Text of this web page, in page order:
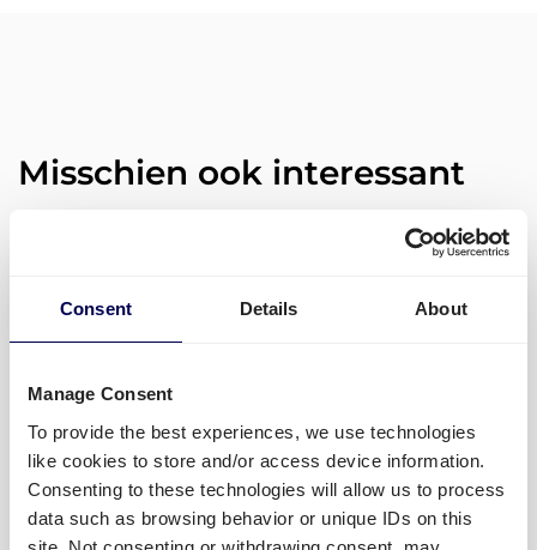
Consent Details About
Manage Consent
To provide the best experiences, we use technologies
like cookies to store and/or access device information.
Consenting to these technologies will allow us to process
data such as browsing behavior or unique IDs on this
Misschien ook interessant
is jouw partner
LEES MEER »
10 januari 2023